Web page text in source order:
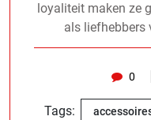
loyaliteit maken ze
als liefhebbers
0
Tags: